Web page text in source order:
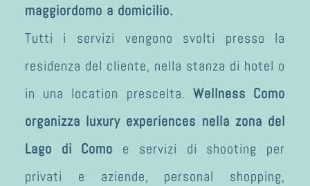
maggiordomo a domicilio.
Tutti i servizi vengono svolti presso la
residenza del cliente, nella stanza di hotel o
in una location prescelta. Wellness Como
organizza luxury experiences nella zona del
Lago di Como e servizi di shooting per
privati e aziende, personal shopping,